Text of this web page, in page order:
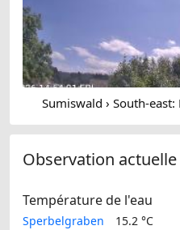
Sumiswald › South-east:
Observation actuelle
Température de l'eau
Sperbelgraben
15.2 °C